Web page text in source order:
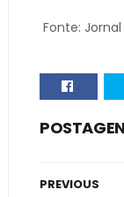
Fonte:
PREVIOUS